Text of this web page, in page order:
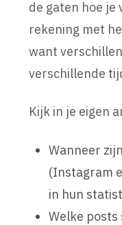
de gaten hoe je
rekening met
want
verschillende
Kijk in je eigen
Wanneer
(Instagram
in hun
Welke